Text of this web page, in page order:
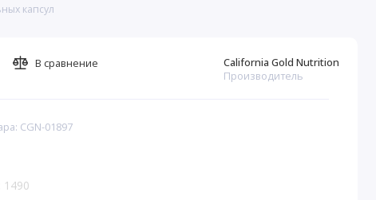
капсул
CGN-01897
California Gold Nutrition
Производитель
1490
В сравнение